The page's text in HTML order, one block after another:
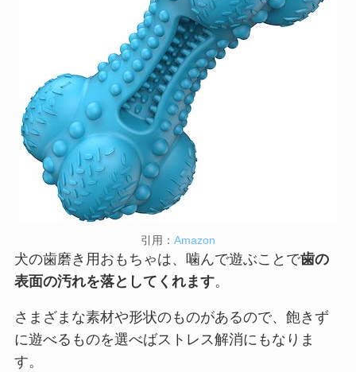
引用： Amazon
犬の歯磨き用おもちゃは、噛んで遊ぶことで歯の
表面の汚れを落としてくれます。
さまざまな素材や形状のものがあるので、飽きず
に遊べるものを選べばストレス解消にもなりま
す。